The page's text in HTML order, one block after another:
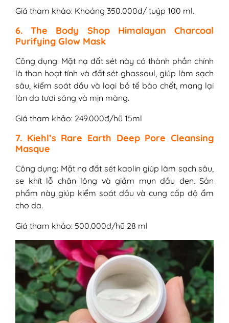
Giá tham khảo: Khoảng 350.000đ/ tuýp 100 ml.
6. The Body Shop Himalayan Charcoal
Purifying Glow Mask
Công dụng: Mặt nạ đất sét này có thành phần chính
là than hoạt tính và đất sét ghassoul, giúp làm sạch
sâu, kiểm soát dầu và loại bỏ tế bào chết, mang lại
làn da tươi sáng và mịn màng.
Giá tham khảo: 249.000đ/hũ 15ml
7. Kiehl’s Rare Earth Deep Pore Cleansing
Masque
Công dụng: Mặt nạ đất sét kaolin giúp làm sạch sâu,
se khít lỗ chân lông và giảm mụn đầu đen. Sản
phẩm này giúp kiểm soát dầu và cung cấp độ ẩm
cho da.
Giá tham khảo: 500.000đ/hũ 28 ml